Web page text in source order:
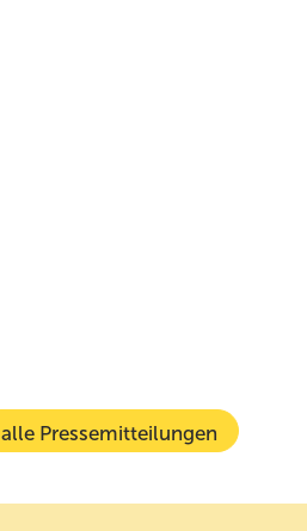
alle Pressemitteilungen